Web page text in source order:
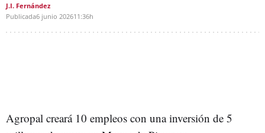
J.I. Fernández
Publicada6 junio 202611:36h
Agropal creará 10 empleos con una inversión de 5